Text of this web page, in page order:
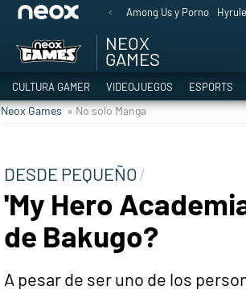
Among Us y Porno
NEOX
GAMES
CULTURA GAMER VIDEOJUEGOS ESPORTS
Neox Games » No solo Manga
DESDE PEQUEÑO
'My Hero
de Bakugo?
A pesar de ser uno de los